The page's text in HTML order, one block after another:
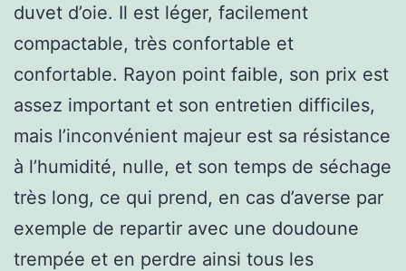
duvet d’oie. Il est léger, facilement
compactable, très confortable et
confortable. Rayon point faible, son prix est
assez important et son entretien difficiles,
mais l’inconvénient majeur est sa résistance
à l’humidité, nulle, et son temps de séchage
très long, ce qui prend, en cas d’averse par
exemple de repartir avec une doudoune
trempée et en perdre ainsi tous les